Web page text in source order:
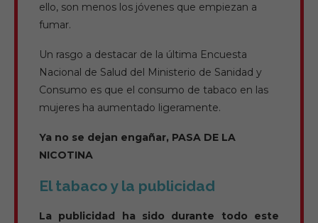
ello, son menos los jóvenes que empiezan a
fumar.
Un rasgo a destacar de la última Encuesta
Nacional de Salud del Ministerio de Sanidad y
Consumo es que el consumo de tabaco en las
mujeres ha aumentado ligeramente.
Ya no se dejan engañar, PASA DE LA
NICOTINA
El tabaco y la publicidad
La publicidad ha sido durante todo este